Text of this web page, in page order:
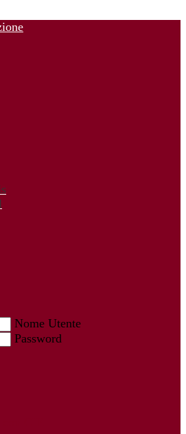
Nome Utente
Password